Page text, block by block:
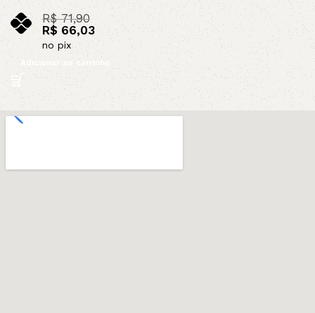
R$71,90
R$66,03
no pix
Adicionar ao carrinho